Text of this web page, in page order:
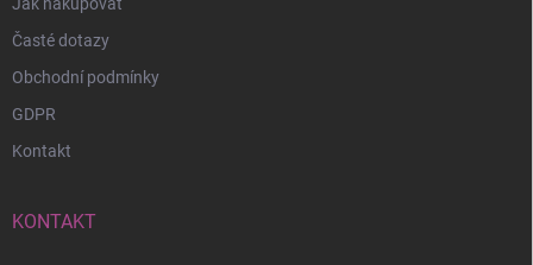
Jak nakupovat
Časté dotazy
Obchodní podmínky
GDPR
Kontakt
KONTAKT